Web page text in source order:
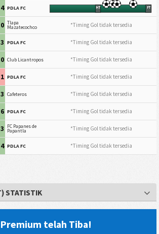
PDLA FC HT FT
Tlapa
Mazatecochco
*Timing Gol tidak tersedia
PDLA FC
*Timing Gol tidak tersedia
Club Licantropos
*Timing Gol tidak tersedia
PDLA FC
*Timing Gol tidak tersedia
Cafeteros
*Timing Gol tidak tersedia
PDLA FC
*Timing Gol tidak tersedia
FC Papanes de
Papantla
*Timing Gol tidak tersedia
PDLA FC *Timing Gol tidak tersedia
STATISTIK
Premium telah Tiba!